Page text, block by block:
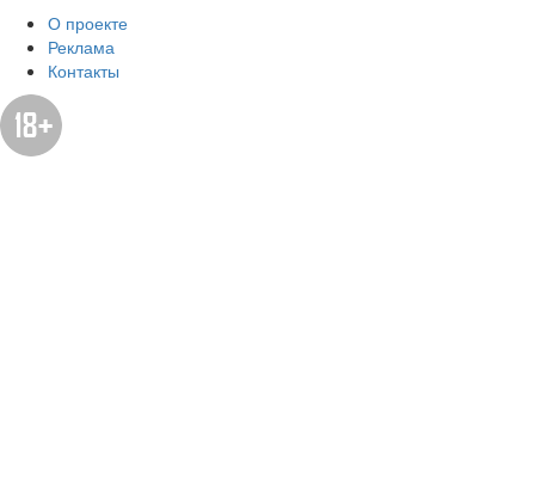
О проекте
Реклама
Контакты